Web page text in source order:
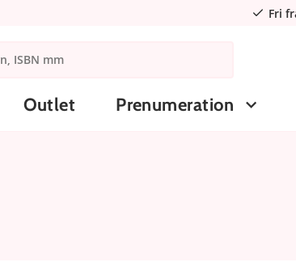
Fri
Outlet Prenumeration